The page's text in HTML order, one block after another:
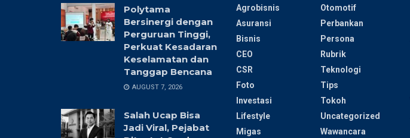
Polytama
Bersinergi dengan
Perguruan Tinggi,
Perkuat Kesadaran
Keselamatan dan
Tanggap Bencana
AUGUST 7, 2026
Salah Ucap Bisa
Jadi Viral, Pejabat
Agrobisnis
Asuransi
Bisnis
CEO
CSR
Foto
Investasi
Lifestyle
Migas
Otomotif
Perbankan
Persona
Rubrik
Teknologi
Tips
Tokoh
Uncategorized
Wawancara